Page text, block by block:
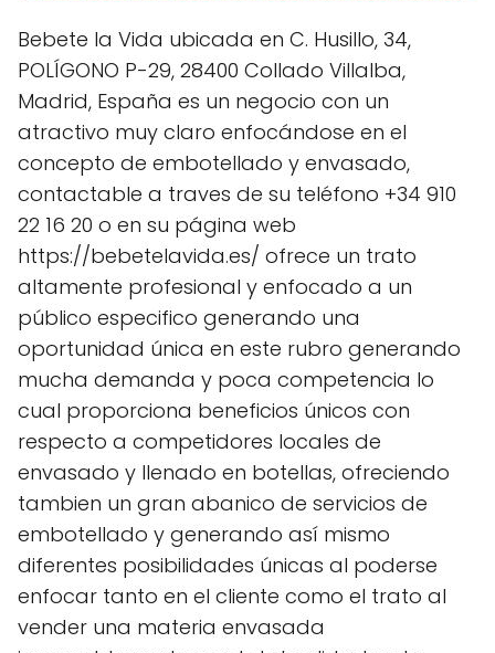
Bebete la Vida ubicada en C. Husillo, 34,
POLÍGONO P-29, 28400 Collado Villalba,
Madrid, España es un negocio con un
atractivo muy claro enfocándose en el
concepto de embotellado y envasado,
contactable a traves de su teléfono +34 910
22 16 20 o en su página web
https://bebetelavida.es/ ofrece un trato
altamente profesional y enfocado a un
público especifico generando una
oportunidad única en este rubro generando
mucha demanda y poca competencia lo
cual proporciona beneficios únicos con
respecto a competidores locales de
envasado y llenado en botellas, ofreciendo
tambien un gran abanico de servicios de
embotellado y generando así mismo
diferentes posibilidades únicas al poderse
enfocar tanto en el cliente como el trato al
vender una materia envasada